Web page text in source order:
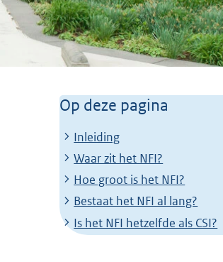
Op deze pagina
Inleiding
Waar zit het NFI?
Hoe groot is het NFI?
Bestaat het NFI al lang?
Is het NFI hetzelfde als CSI?